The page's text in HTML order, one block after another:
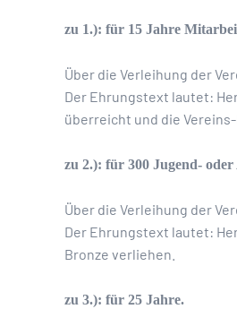
zu 1.): für 15 Jahre
Über die Verleihung der
Der Ehrungstext lautet:
überreicht und die
zu 2.): für 300 Jugend-
Über die Verleihung der
Der Ehrungstext lautet:
Bronze verliehen.
zu 3.): für 25 Jahre.